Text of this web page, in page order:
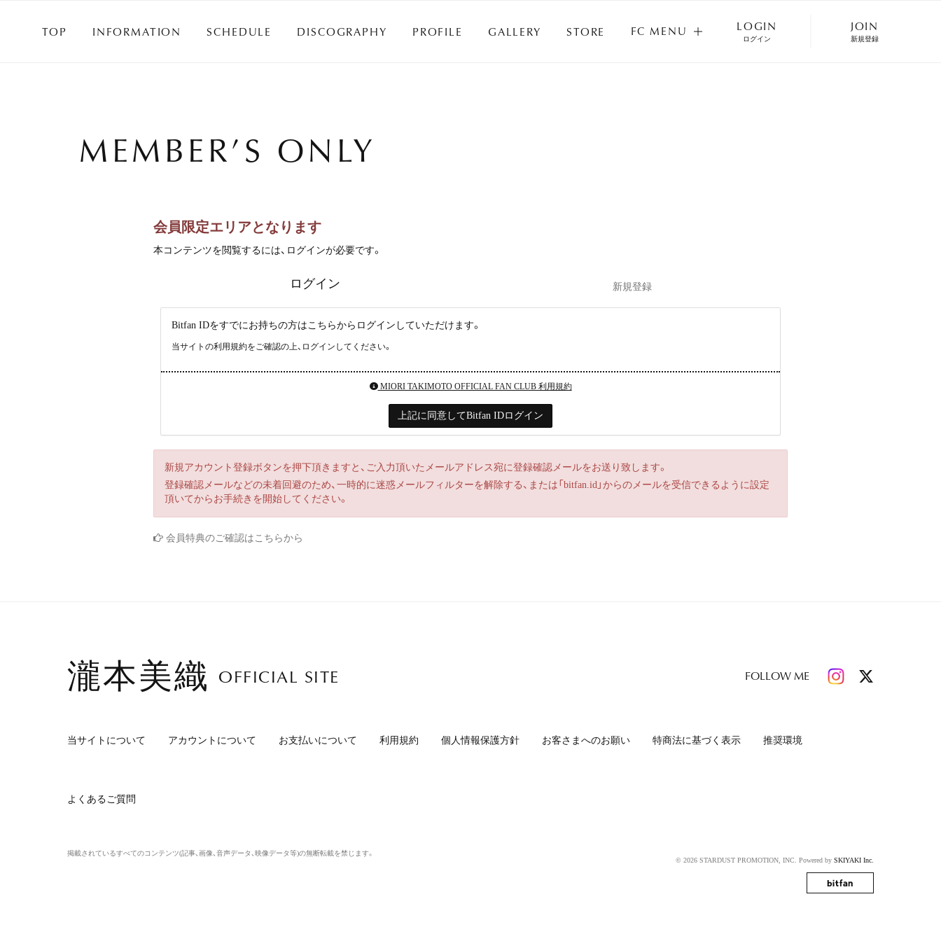
LOGIN
ログイン
JOIN
新規登録
TOP
INFORMATION
SCHEDULE
DISCOGRAPHY
PROFILE
GALLERY
STORE
FC MENU
MEMBER’S ONLY
会員限定エリアとなります
本コンテンツを閲覧するには、ログインが必要です。
ログイン 新規登録
Bitfan IDをすでにお持ちの方はこちらからログインしていただけます。
当サイトの利用規約をご確認の上、ログインしてください。
MIORI TAKIMOTO OFFICIAL FAN CLUB 利用規約
上記に同意してBitfan IDログイン
新規アカウント登録ボタンを押下頂きますと、ご入力頂いたメールアドレス宛に登録確認メールをお送り致します。
登録確認メールなどの未着回避のため、一時的に迷惑メールフィルターを解除する、または「bitfan.id」からのメールを受信できるように設定
頂いてからお手続きを開始してください。
会員特典のご確認はこちらから
瀧本美織 OFFICIAL SITE FOLLOW ME
当サイトについて アカウントについて お支払いについて 利用規約 個人情報保護方針 お客さまへのお願い 特商法に基づく表示 推奨環境
よくあるご質問
掲載されているすべてのコンテンツ(記事、画像、音声データ、映像データ等)の無断転載を禁じます。
© 2026 STARDUST PROMOTION, INC. Powered by SKIYAKI Inc.